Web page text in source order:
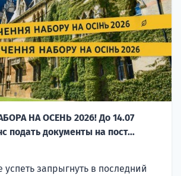
НА ОСЕНЬ 2026! До 14.07
подать документы на пост...
успеть запрыгнуть в последний